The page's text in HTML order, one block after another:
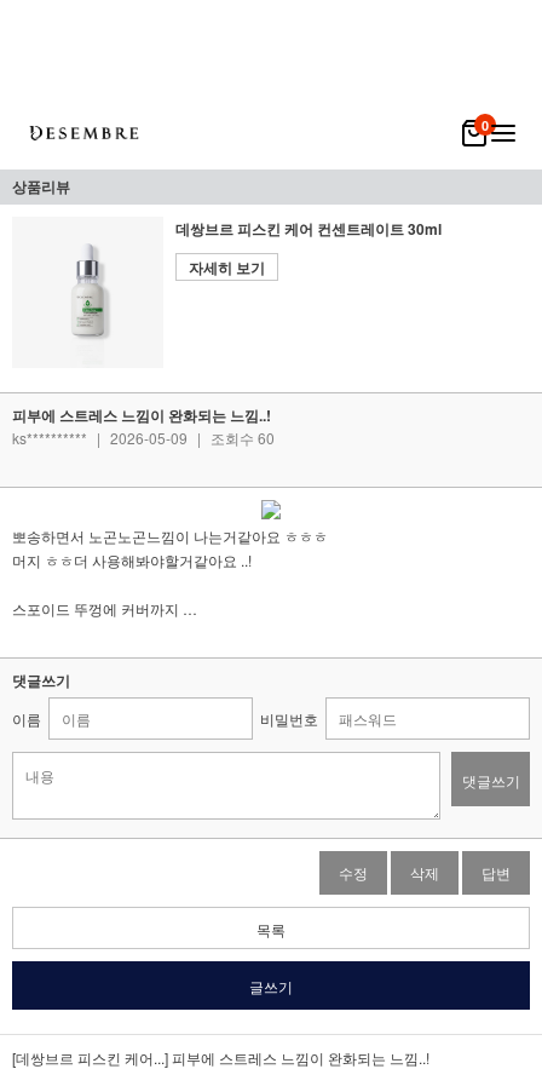
0
상품리뷰
데쌍브르 피스킨 케어 컨센트레이트 30ml
자세히 보기
피부에 스트레스 느낌이 완화되는 느낌..!
ks********** | 2026-05-09 | 조회수 60
뽀송하면서 노곤노곤느낌이 나는거같아요 ㅎㅎㅎ
머지 ㅎㅎ더 사용해봐야할거같아요 ..!
스포이드 뚜껑에 커버까지 …
댓글쓰기
이름 비밀번호
댓글쓰기
수정 삭제 답변
목록
글쓰기
[데쌍브르 피스킨 케어...]피부에 스트레스 느낌이 완화되는 느낌..!